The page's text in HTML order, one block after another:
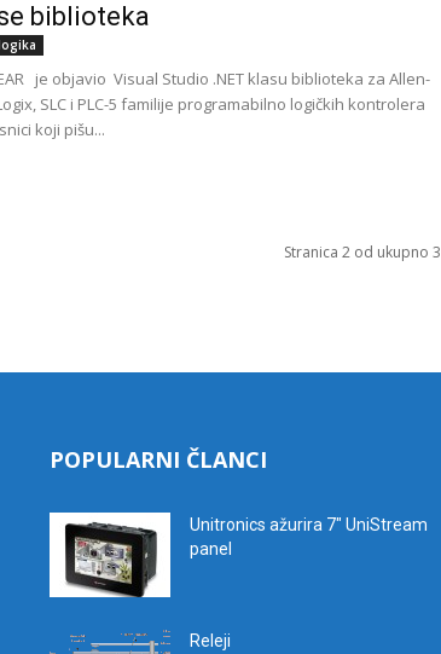
biblioteka
je objavio Visual Studio .NET klasu biblioteka za Allen-
SLC i PLC-5 familije programabilno logičkih kontrolera
koji pišu...
Stranica 2 od ukupno 3
POPULARNI ČLANCI
Unitronics ažurira 7″ UniStream
panel
Releji